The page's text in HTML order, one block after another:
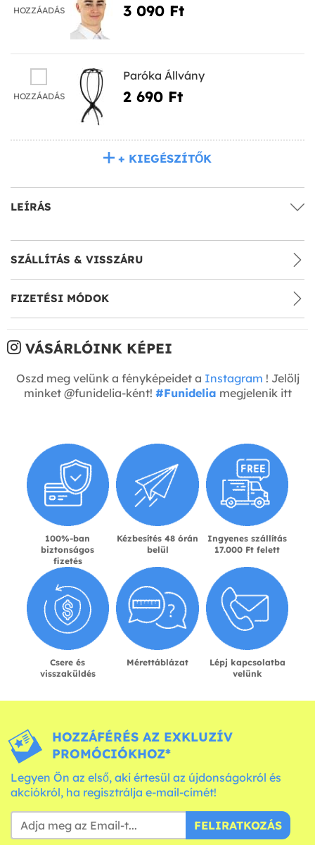
HOZZÁADÁS 3 090 Ft‎
HOZZÁADÁS
Paróka Állvány
2 690 Ft‎
+ KIEGÉSZÍTŐK
LEÍRÁS
SZÁLLÍTÁS & VISSZÁRU
FIZETÉSI MÓDOK
VÁSÁRLÓINK KÉPEI
Oszd meg velünk a fényképeidet a Instagram ! Jelölj
minket @funidelia-ként! #Funidelia megjelenik itt
100%-ban
biztonságos
fizetés
Kézbesítés 48 órán
belül
Ingyenes szállítás
17.000 Ft felett
Csere és
visszaküldés
Mérettáblázat
Lépj kapcsolatba
velünk
HOZZÁFÉRÉS AZ EXKLUZÍV
PROMÓCIÓKHOZ*
Legyen Ön az első, aki értesül az újdonságokról és
akciókról, ha regisztrálja e-mail-címét!
FELIRATKOZÁS